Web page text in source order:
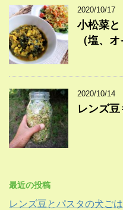
2020/10/17
小松菜と
（塩、
2020/10/14
レンズ豆
最近の投稿
レンズ豆とパスタの犬ご